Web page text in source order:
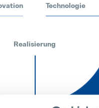
Technologie
Realisierung